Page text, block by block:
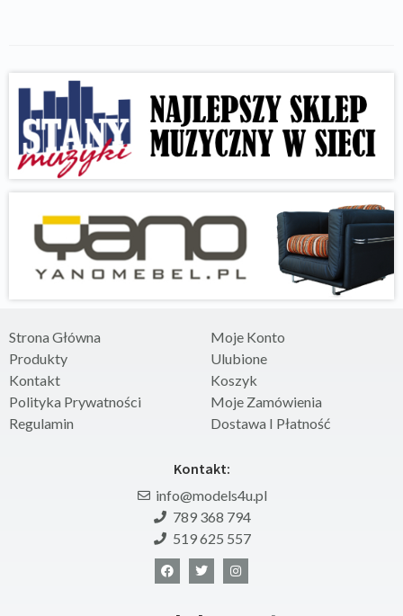
Strona Główna
Produkty
Kontakt
Polityka Prywatności
Regulamin
Moje Konto
Ulubione
Koszyk
Moje Zamówienia
Dostawa I Płatność
Kontakt:
info@models4u.pl
789 368 794
519 625 557